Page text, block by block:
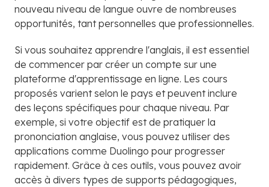
nouveau niveau de langue ouvre de nombreuses
opportunités, tant personnelles que professionnelles.
Si vous souhaitez apprendre l'anglais, il est essentiel
de commencer par créer un compte sur une
plateforme d'apprentissage en ligne. Les cours
proposés varient selon le pays et peuvent inclure
des leçons spécifiques pour chaque niveau. Par
exemple, si votre objectif est de pratiquer la
prononciation anglaise, vous pouvez utiliser des
applications comme Duolingo pour progresser
rapidement. Grâce à ces outils, vous pouvez avoir
accès à divers types de supports pédagogiques,